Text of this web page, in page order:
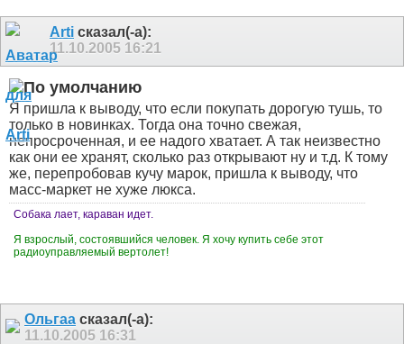
Arti сказал(-а):
11.10.2005 16:21
Я пришла к выводу, что если покупать дорогую тушь, то
только в новинках. Тогда она точно свежая,
непросроченная, и ее надого хватает. А так неизвестно
как они ее хранят, сколько раз открывают ну и т.д. К тому
же, перепробовав кучу марок, пришла к выводу, что
масс-маркет не хуже люкса.
Собака лает, караван идет.
Я взрослый, состоявшийся человек. Я хочу купить себе этот
радиоуправляемый вертолет!
Ольгаа сказал(-а):
11.10.2005 16:31